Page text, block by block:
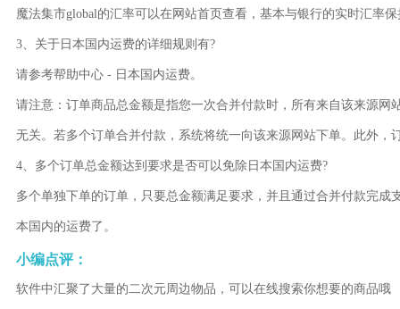
魔法集市global的汇率可以在网站首页查看，基本与银行的实时汇率
3、关于日本国内运费的详细规则有?
请参考帮助中心 - 日本国内运费。
请注意：订单商品总金额是指您一次合并付款时，所有来自该来源
无关。若多个订单合并付款，系统将统一向该来源网站下单。此外
4、多个订单总金额达到要求是否可以免除日本国内运费?
多个单独下单的订单，只要总金额满足要求，并且通过合并付款完
本国内的运费了。
小编点评：
软件中汇聚了大量的二次元周边物品，可以在线搜索你想要的商品哦